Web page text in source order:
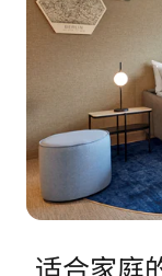
适合家庭